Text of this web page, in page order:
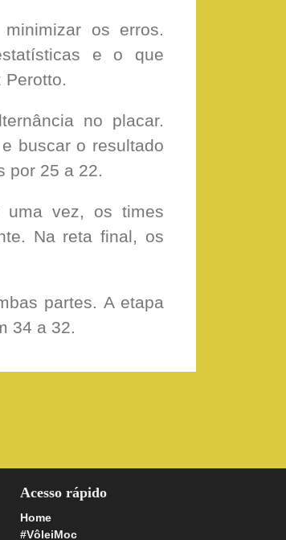
os erros.
e o que
Perotto.
no placar.
buscar o resultado
por 25 a 22.
uma vez, os times
Na reta final, os
partes. A etapa
34 a 32.
Acesso rápido
Home
#VôleiMoc